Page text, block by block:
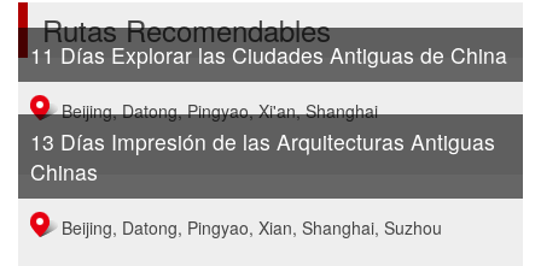
Rutas Recomendables
11 Días Explorar las Ciudades Antiguas de China
Beijing, Datong, Pingyao, Xi'an, Shanghai
13 Días Impresión de las Arquitecturas Antiguas
Chinas
Beijing, Datong, Pingyao, Xian, Shanghai, Suzhou